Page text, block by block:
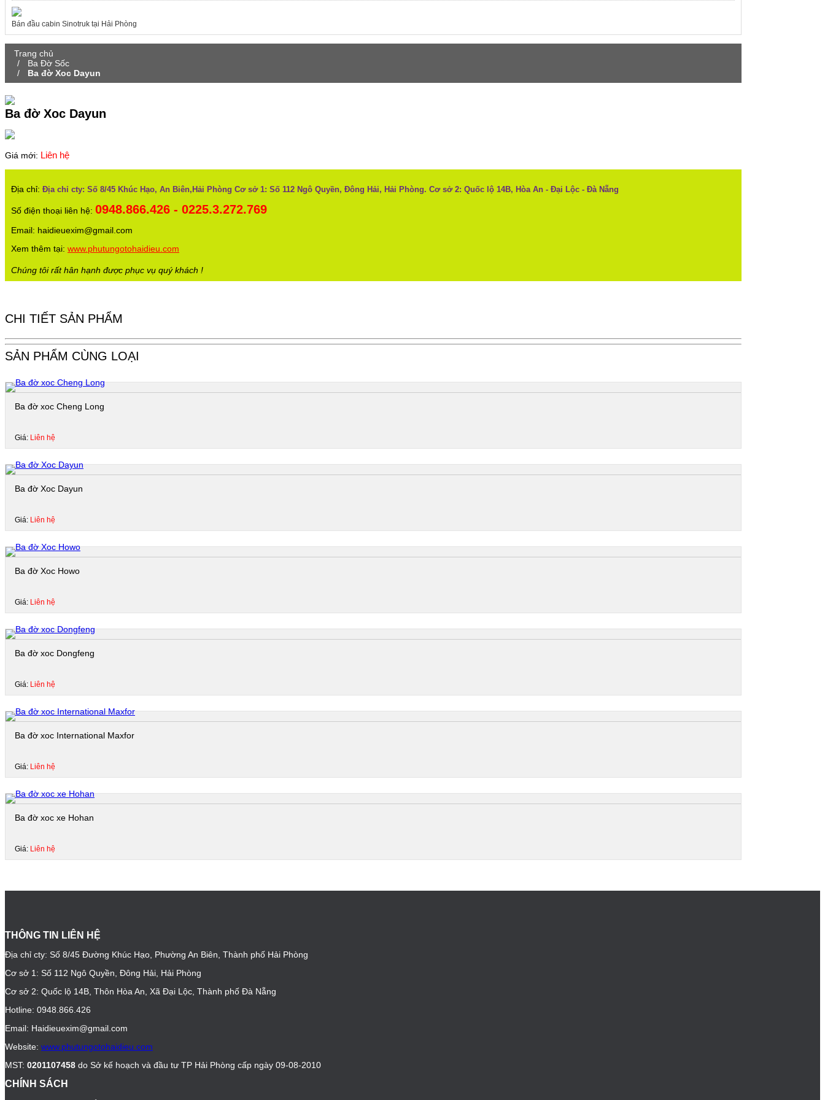
Bán đầu cabin Sinotruk tại Hải Phòng
Trang chủ
Ba Đờ Sốc
Ba đờ Xoc Dayun
Ba đờ Xoc Dayun
Giá mới: Liên hệ
Địa chỉ: Địa chỉ cty: Số 8/45 Khúc Hạo, An Biên,Hải Phòng Cơ sở 1: Số 112 Ngô Quyền, Đông Hải, Hải Phòng. Cơ sở 2: Quốc lộ 14B, Hòa An - Đại Lộc - Đà Nẵng
Số điện thoại liên hệ: 0948.866.426 - 0225.3.272.769
Email: haidieuexim@gmail.com
Xem thêm tại: www.phutungotohaidieu.com
Chúng tôi rất hân hạnh được phục vụ quý khách !
CHI TIẾT SẢN PHẨM
SẢN PHẨM CÙNG LOẠI
Ba đờ xoc Cheng Long
Giá: Liên hệ
Ba đờ Xoc Dayun
Giá: Liên hệ
Ba đờ Xoc Howo
Giá: Liên hệ
Ba đờ xoc Dongfeng
Giá: Liên hệ
Ba đờ xoc International Maxfor
Giá: Liên hệ
Ba đờ xoc xe Hohan
Giá: Liên hệ
THÔNG TIN LIÊN HỆ
Địa chỉ cty: Số 8/45 Đường Khúc Hạo, Phường An Biên, Thành phố Hải Phòng
Cơ sở 1: Số 112 Ngô Quyền, Đông Hải, Hải Phòng
Cơ sở 2: Quốc lộ 14B, Thôn Hòa An, Xã Đại Lộc, Thành phố Đà Nẵng
Hotline: 0948.866.426
Email: Haidieuexim@gmail.com
Website: www.phutungotohaidieu.com
MST: 0201107458 do Sở kế hoạch và đầu tư TP Hải Phòng cấp ngày 09-08-2010
CHÍNH SÁCH